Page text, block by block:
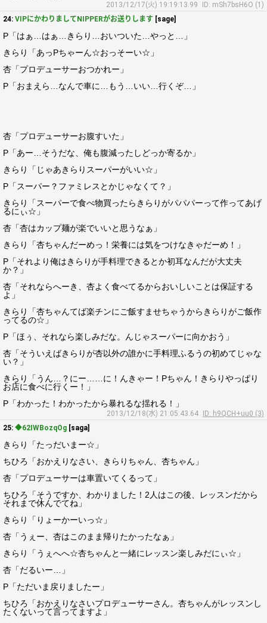
2013/12/17(火) 19:19:13.99
ID: mSh7bsH6O (1)
24: VIPにかわりましてNIPPERがお送りします [sage]
P「はぁ…はぁ…きらり…おいついた…やっと…」
きらり「あっPちゃーん☆おっそーい☆」
杏「プロデューサーおつかれー」
P「おまえら…なんで車に…もう…いい…行くぞ…」
杏「プロデューサーお腹すいた」
P「あー…そうだな、俺も腹減ったしどっか寄るか」
きらり「じゃあきらりスーパーがいい☆」
P「スーパー？ファミレスとかじゃなくて？」
きらり「スーパーで食べ物買ったらきらりがパパパーって作ってあげ
るにぃ☆」
杏「杏はカップ麺が楽でいいと思うなぁ」
きらり「杏ちゃんだーめっ！栄養には気をつけなきゃだーめ！」
P「それより俺はきらりが手料理できるとか初耳なんだが大丈夫
か？」
杏「それならへーき、杏よく食べてるからおいしいことは保証する
よ」
きらり「杏ちゃんてば楽チンにご飯すませちゃうからきらりがご飯作
ってるの☆」
P「ほぅ、それなら楽しみだな。んじゃスーパーに向かおう」
杏「そういえばきらりが杏以外の誰かに手料理ふるうの初めてじゃな
い？」
きらり「うん…？にー……に！んきゃー！Pちゃん！きらりやっぱり
お店に食べに行くー！」
P「わかった！わかったから暴れるな揺れる！」
2013/12/18(水) 21:05:43.64
ID: h9QCH+uu0 (3)
25: ◆62IWBozqOg [saga]
きらり「たっだいまー☆」
ちひろ「おかえりなさい、きらりちゃん、杏ちゃん」
杏「プロデューサーは車置いてくるって」
ちひろ「そうですか、わかりました！2人はこの後、レッスンだから
それまで休んでてね」
きらり「りょーかーいっ☆」
杏「うぇー、杏はこのまま帰りたかったなぁ」
きらり「うぇへへ☆杏ちゃんと一緒にレッスン楽しみだにぃ☆」
杏「だるいー…」
P「ただいま戻りましたー」
ちひろ「おかえりなさいプロデューサーさん。杏ちゃんがレッスンし
たくないって言ってますよ」